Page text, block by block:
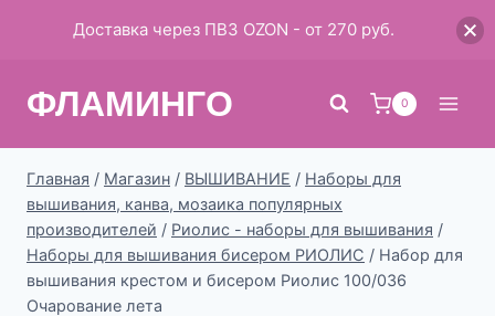
ФЛАМИНГО 0
Главная / Магазин / ВЫШИВАНИЕ / Наборы для
вышивания, канва, мозаика популярных
производителей / Риолис - наборы для вышивания /
Наборы для вышивания бисером РИОЛИС / Набор для
вышивания крестом и бисером Риолис 100/036
Очарование лета
Доставка через ПВЗ OZON - от 270 руб.